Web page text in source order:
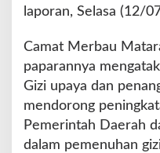
7
e
c
a
a
t
a
laporan, Selasa (12/
Camat Merbau
paparannya
Gizi upaya dan
mendorong
Pemerintah Daerah
dalam pemenuhan